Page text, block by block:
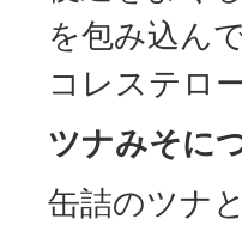
を包み込ん
コレステロ
ツナみそに
缶詰のツナ